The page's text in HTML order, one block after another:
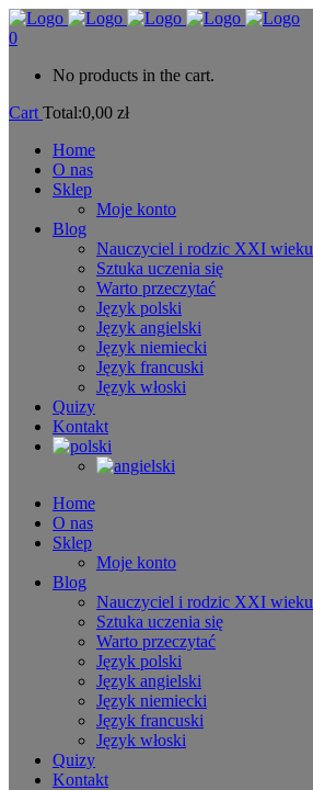
0
No products in the cart.
Cart Total:0,00 zł
Home
O nas
Sklep
Moje konto
Blog
Nauczyciel i rodzic XXI wieku
Sztuka uczenia się
Warto przeczytać
Język polski
Język angielski
Język niemiecki
Język francuski
Język włoski
Quizy
Kontakt
Home
O nas
Sklep
Moje konto
Blog
Nauczyciel i rodzic XXI wieku
Sztuka uczenia się
Warto przeczytać
Język polski
Język angielski
Język niemiecki
Język francuski
Język włoski
Quizy
Kontakt